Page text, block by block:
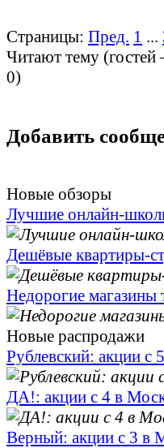
Страницы: Пред. 1 ...
Читают тему
0)
Добавить
Новые обзоры
Лучшие онлайн-
Дешёвые квартиры-
Недорогие магазины
Новые распродажи
Рублевский: акции с
ДА!: акции с 4 в
Верный: акции с 3 в